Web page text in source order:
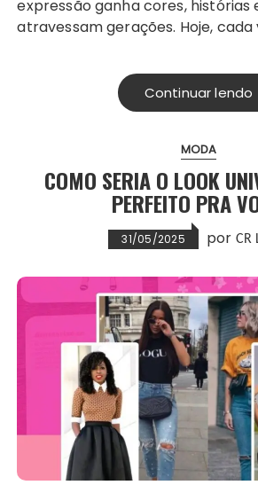
expressão ganha cores, histórias
atravessam gerações. Hoje, cada
Continuar lendo
MODA
COMO SERIA O LOOK
PERFEITO PRA
31/05/2025 por CR